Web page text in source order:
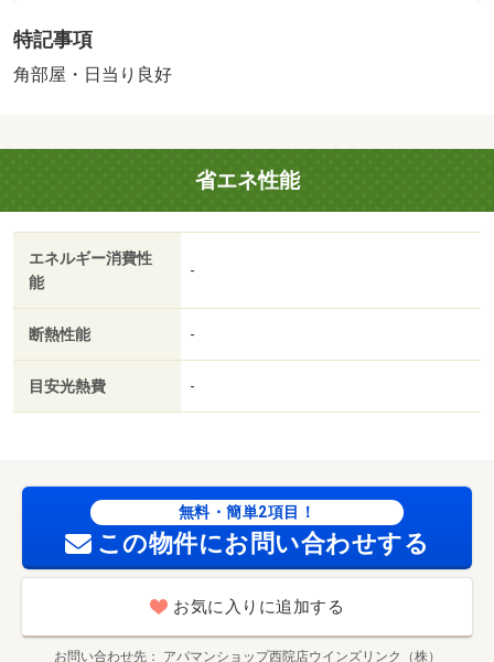
陽当り良好／シューズボックス／システムキッチン／追焚
機能浴室／角住戸／温水洗浄便座／脱衣所／洗面所独立／
室６畳以上／プロパンガス／ＢＳ／ＩＴ重説 対応物件／
わくわく広場 フォレオ大津一里山店（スーパー）まで１
７５ｍ／マツモトキヨシ フォレオ大津一里山店（ドラッ
グストア）まで２２４ｍ／セブンイレブン 大津大江７丁
目店（コンビニ）まで４０７ｍ／大津瀬田郵便局（郵便
局）まで７６１ｍ／瀬田東小学校（小学校）まで８４３ｍ
／京阪石山坂本線石山寺駅徒歩３５分/賃貸戸数:14戸
特記事項
角部屋・日当り良好
省エネ性能
エネルギー消費性
能
-
断熱性能 -
目安光熱費 -
無料・簡単2項目！
この物件にお問い合わせする
お気に入りに追加する
お問い合わせ先 アパマンショップ西院店ウインズリンク（株）